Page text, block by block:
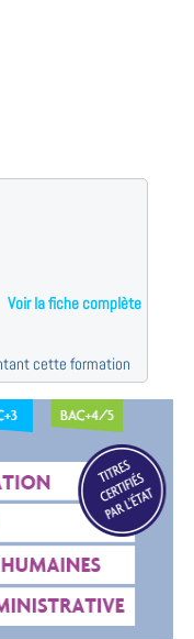
Voir la fiche complète
cette formation